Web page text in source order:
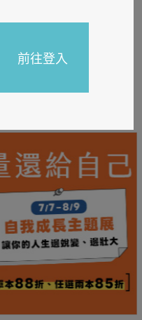
TCL數位筆記本送月讀包1
年
前往登入